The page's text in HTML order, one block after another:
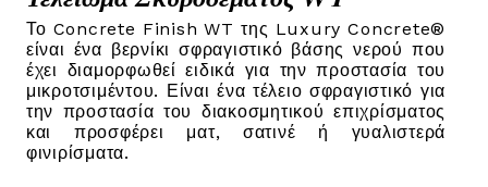
Το Concrete Finish WT της Luxury Concrete®
είναι ένα βερνίκι σφραγιστικό βάσης νερού που
έχει διαμορφωθεί ειδικά για την προστασία του
μικροτσιμέντου. Είναι ένα τέλειο σφραγιστικό για
την προστασία του διακοσμητικού επιχρίσματος
και προσφέρει ματ, σατινέ ή γυαλιστερά
φινιρίσματα.